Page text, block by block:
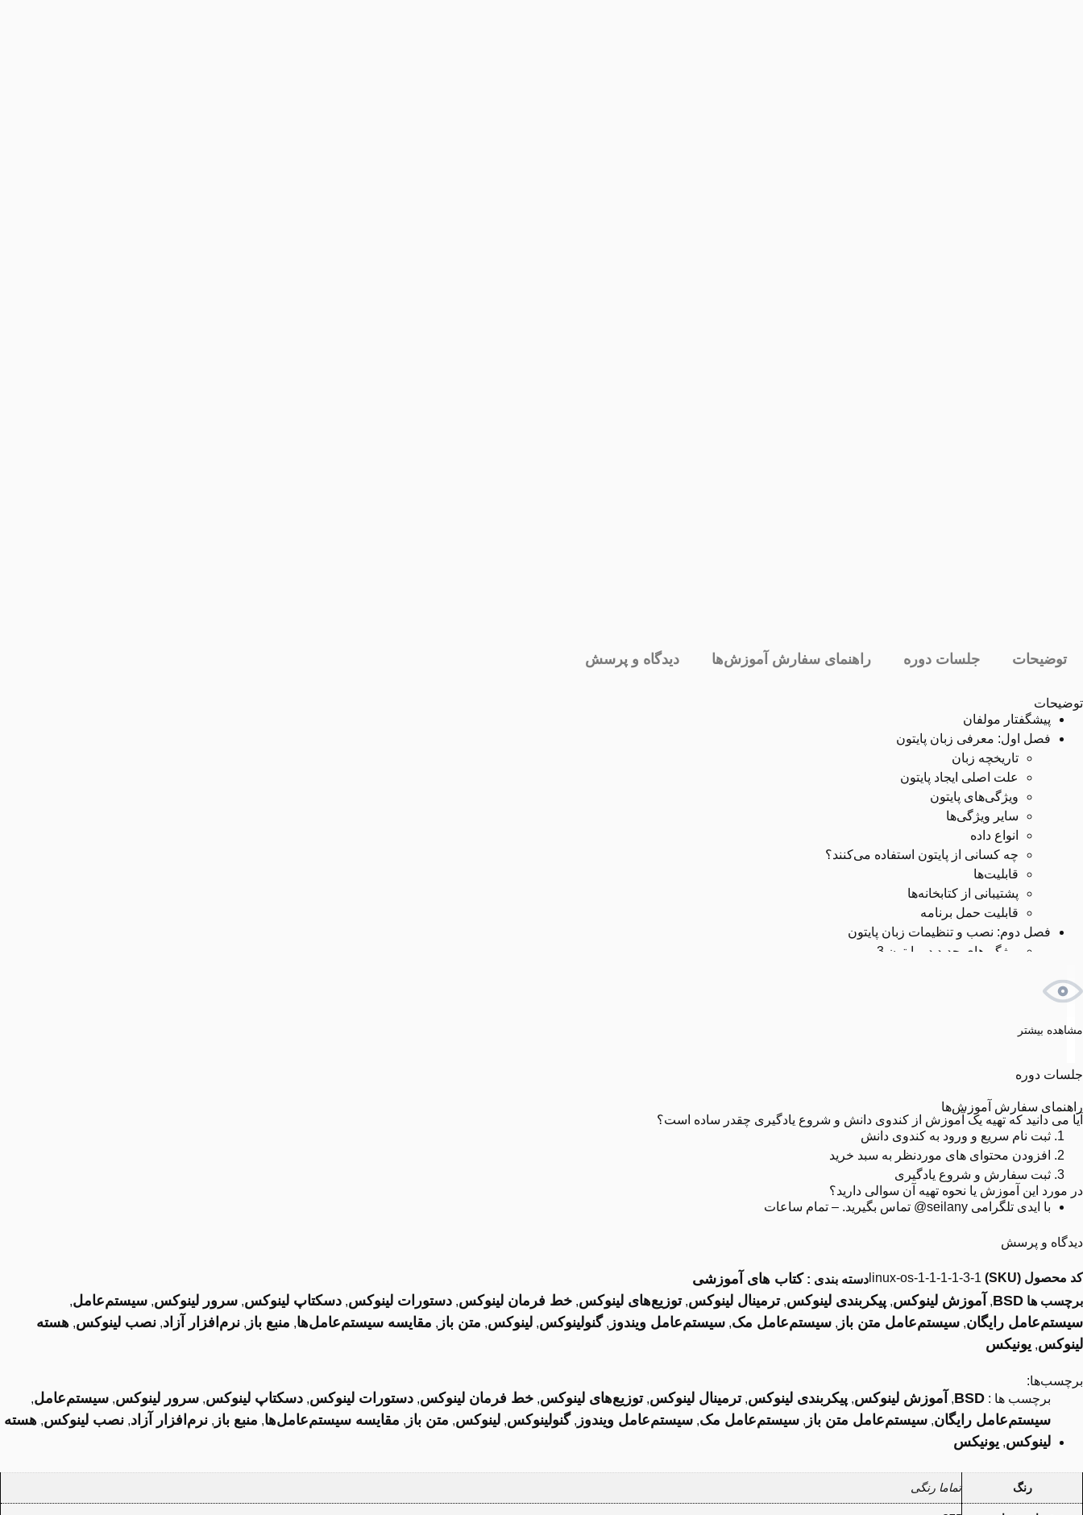
توضیحات جلسات دوره راهنمای سفارش آموزش‌ها دیدگاه و پرسش
توضیحات
پیشگفتار مولفان
فصل اول: معرفی زبان پایتون
تاریخچه زبان
علت اصلی ایجاد پایتون
ویژگی‌های پایتون
سایر ویژگی‌ها
انواع داده
چه کسانی از پایتون استفاده می‌کنند؟
قابلیت‌ها
پشتیبانی از کتابخانه‌ها
قابلیت حمل برنامه
فصل دوم: نصب و تنظیمات زبان پایتون
ویژگی‌های جدید در پایتون 3
اجرای مفسر
اجرای فایل اسکریپتی پایتون در ویندوز
اجرای فایل اسکریپتی پایتون در لینوکس
نکته‌های آغازین
مفسر پایتون
ساختار زبانی
سایر محیط‌های توسعه پایتون
برنامه‌های طراحی و توسعه پایتون
ابزارهای گرافیکی
فصل سوم: برنامه نویسی در IDLE
شروع برنامه نویسی
به توان بردن یک عدد
عملوندها
عملوندهای ریاضی
عملوندهای مقایسه‌ای
عملوندهای منطقی
عملوند بیتی
مشاهده بیشتر
جلسات دوره
راهنمای سفارش آموزش‌ها
آیا می دانید که تهیه یک آموزش از کندوی دانش و شروع یادگیری چقدر ساده است؟
ثبت نام سریع و ورود به کندوی دانش
افزودن محتوای های موردنظر به سبد خرید
ثبت سفارش و شروع یادگیری
در مورد این آموزش یا نحوه تهیه آن سوالی دارید؟
با ایدی تلگرامی seilany@ تماس بگیرید.
– تمام ساعات
دیدگاه و پرسش
کد محصول (SKU) linux-os-1-1-1-1-3-1 دسته بندی : کتاب های آموزشی
برچسب ها BSD
, آموزش لینوکس, پیکربندی لینوکس,ترمینال لینوکس,توزیع‌های لینوکس, خط فرمان لینوکس, دستورات لینوکس, دسکتاپ لینوکس, سرور لینوکس, سیستم‌عامل,
سیستم‌عامل رایگان, سیستم‌عامل متن باز , سیستم‌عامل مک, سیستم‌عامل ویندوز , گنولینوکس, لینوکس, متن باز , مقایسه سیستم‌عامل‌ها, منبع باز , نرم‌افزار آزاد, نصب لینوکس, هسته
لینوکس, یونیکس
برچسب‌ها:
برچسب ها : BSD
, آموزش لینوکس, پیکربندی لینوکس,ترمینال لینوکس,توزیع‌های لینوکس, خط فرمان لینوکس, دستورات لینوکس, دسکتاپ لینوکس, سرور لینوکس, سیستم‌عامل,
سیستم‌عامل رایگان, سیستم‌عامل متن باز , سیستم‌عامل مک, سیستم‌عامل ویندوز , گنولینوکس, لینوکس, متن باز , مقایسه سیستم‌عامل‌ها, منبع باز , نرم‌افزار آزاد, نصب لینوکس, هسته
لینوکس, یونیکس
رنگ تماما رنگی